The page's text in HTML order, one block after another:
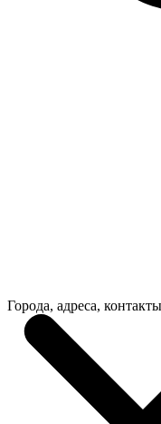
Города, адреса, контакты